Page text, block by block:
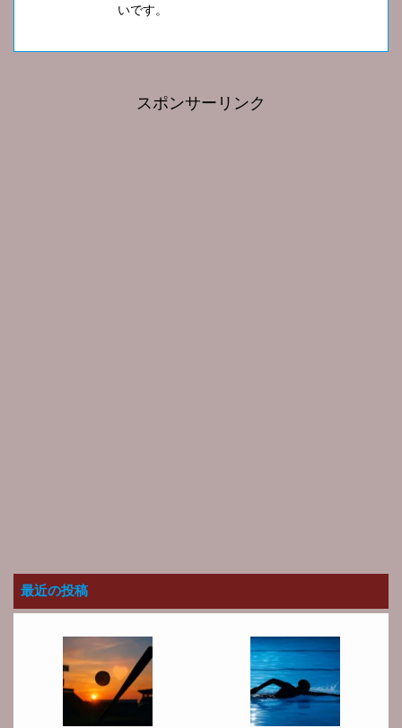
いです。
スポンサーリンク
最近の投稿